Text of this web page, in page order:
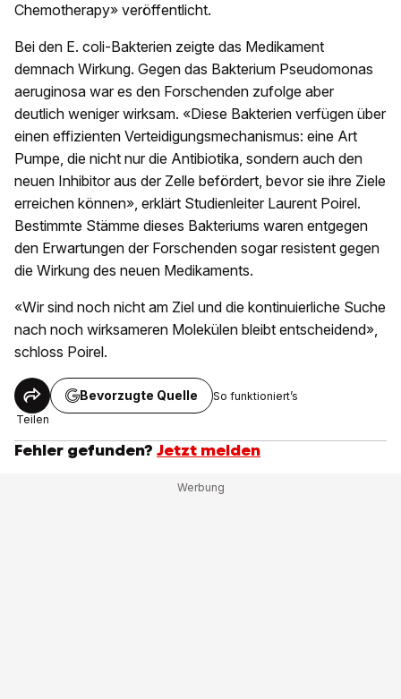
Chemotherapy» veröffentlicht.
Bei den E. coli-Bakterien zeigte das Medikament
demnach Wirkung. Gegen das Bakterium Pseudomonas
aeruginosa war es den Forschenden zufolge aber
deutlich weniger wirksam. «Diese Bakterien verfügen über
einen effizienten Verteidigungsmechanismus: eine Art
Pumpe, die nicht nur die Antibiotika, sondern auch den
neuen Inhibitor aus der Zelle befördert, bevor sie ihre Ziele
erreichen können», erklärt Studienleiter Laurent Poirel.
Bestimmte Stämme dieses Bakteriums waren entgegen
den Erwartungen der Forschenden sogar resistent gegen
die Wirkung des neuen Medikaments.
«Wir sind noch nicht am Ziel und die kontinuierliche Suche
nach noch wirksameren Molekülen bleibt entscheidend»,
schloss Poirel.
Teilen
Bevorzugte Quelle So funktioniert’s
Fehler gefunden? Jetzt melden